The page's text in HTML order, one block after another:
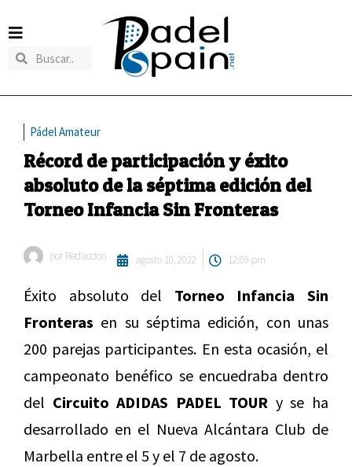
Pádel Amateur
Récord de participación y éxito
absoluto de la séptima edición del
Torneo Infancia Sin Fronteras
por Redaccion agosto 10, 2022 12:09 pm
Éxito absoluto del Torneo Infancia Sin
Fronteras en su séptima edición, con unas
200 parejas participantes. En esta ocasión, el
campeonato benéfico se encuedraba dentro
del Circuito ADIDAS PADEL TOUR y se ha
desarrollado en el Nueva Alcántara Club de
Marbella entre el 5 y el 7 de agosto.